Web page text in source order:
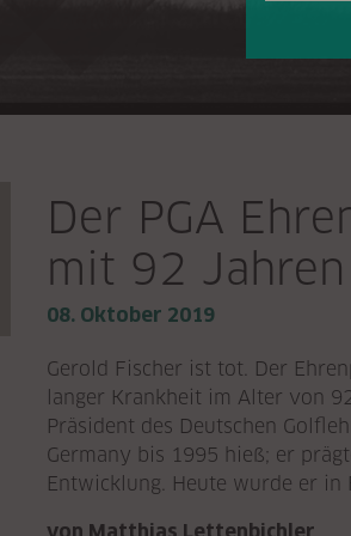
Der PGA
mit 92 Jahren
08. Oktober 2019
Gerold Fischer ist tot. Der
langer Krankheit im Alter von
Präsident des Deutschen
Germany bis 1995 hieß; er
Entwicklung. Heute wurde er in